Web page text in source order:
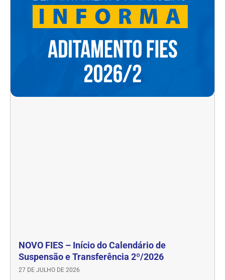
NOVO FIES – Início do Calendário de
Suspensão e Transferência 2º/2026
27 DE JULHO DE 2026